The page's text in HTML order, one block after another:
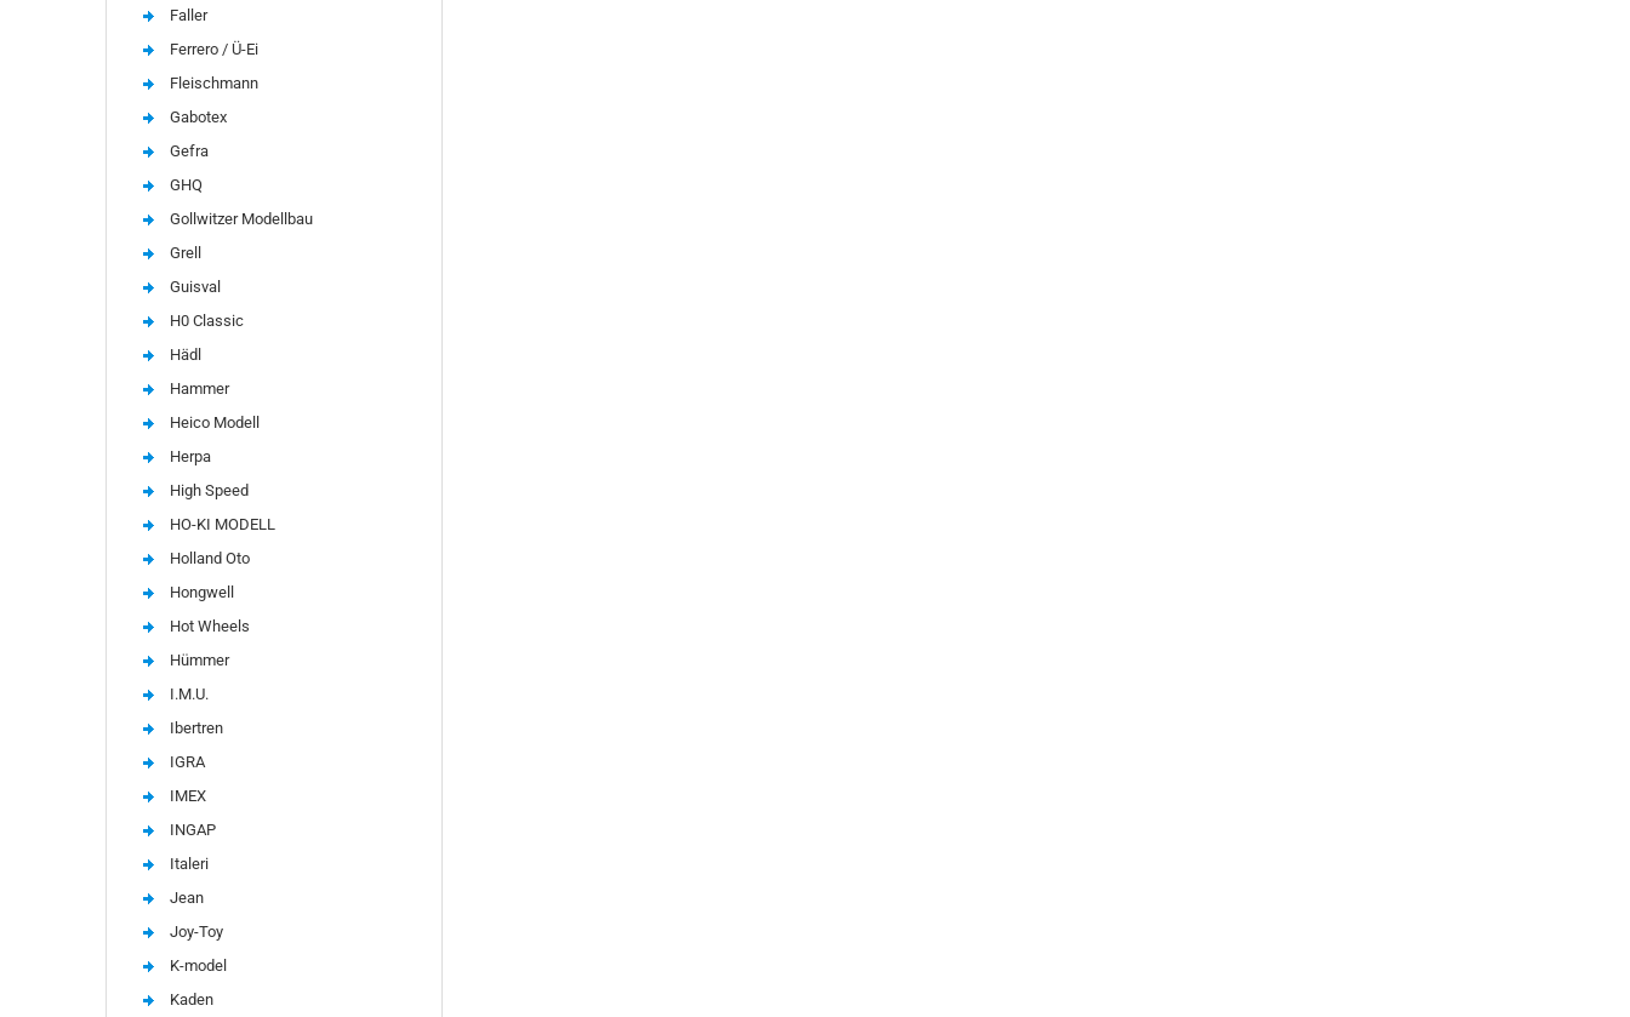
Faller
Ferrero / Ü-Ei
Fleischmann
Gabotex
Gefra
GHQ
Gollwitzer Modellbau
Grell
Guisval
H0 Classic
Hädl
Hammer
Heico Modell
Herpa
High Speed
HO-KI MODELL
Holland Oto
Hongwell
Hot Wheels
Hümmer
I.M.U.
Ibertren
IGRA
IMEX
INGAP
Italeri
Jean
Joy-Toy
K-model
Kaden